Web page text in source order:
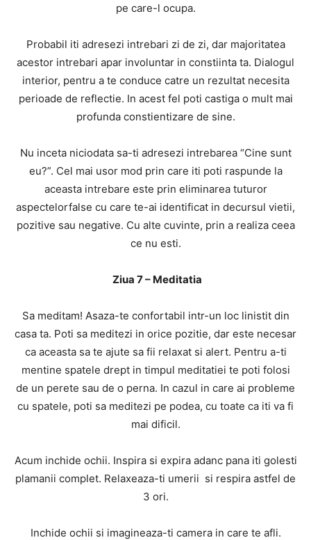
pe care-l ocupa.
Probabil iti adresezi intrebari zi de zi, dar majoritatea
acestor intrebari apar involuntar in constiinta ta. Dialogul
interior, pentru a te conduce catre un rezultat necesita
perioade de reflectie. In acest fel poti castiga o mult mai
profunda constientizare de sine.
Nu inceta niciodata sa-ti adresezi intrebarea “Cine sunt
eu?”. Cel mai usor mod prin care iti poti raspunde la
aceasta intrebare este prin eliminarea tuturor
aspectelorfalse cu care te-ai identificat in decursul vietii,
pozitive sau negative. Cu alte cuvinte, prin a realiza ceea
ce nu esti.
Ziua 7 – Meditatia
Sa meditam! Asaza-te confortabil intr-un loc linistit din
casa ta. Poti sa meditezi in orice pozitie, dar este necesar
ca aceasta sa te ajute sa fii relaxat si alert. Pentru a-ti
mentine spatele drept in timpul meditatiei te poti folosi
de un perete sau de o perna. In cazul in care ai probleme
cu spatele, poti sa meditezi pe podea, cu toate ca iti va fi
mai dificil.
Acum inchide ochii. Inspira si expira adanc pana iti golesti
plamanii complet. Relaxeaza-ti umerii si respira astfel de
3 ori.
Inchide ochii si imagineaza-ti camera in care te afli.